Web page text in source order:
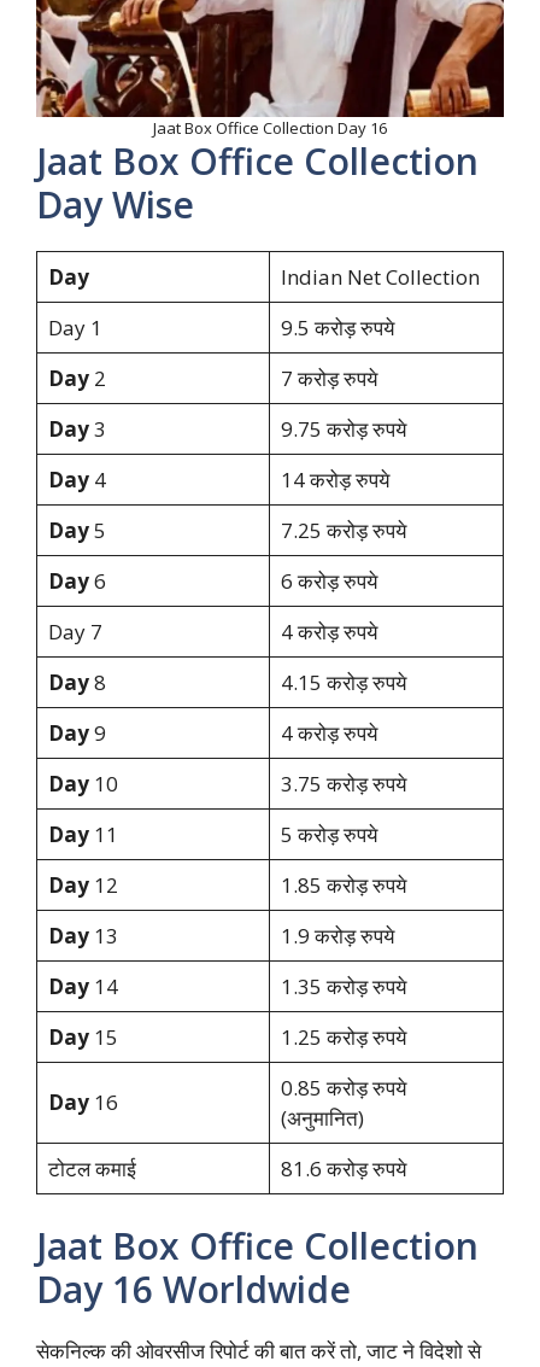
Jaat Box Office Collection Day 16
Jaat Box Office Collection
Day Wise
Day
Indian Net Collection
Day 1
9.5 करोड़ रुपये
Day2
7 करोड़ रुपये
Day3
9.75 करोड़ रुपये
Day4
14 करोड़ रुपये
Day5
7.25 करोड़ रुपये
Day6
6 करोड़ रुपये
Day 7
4 करोड़ रुपये
Day8
4.15 करोड़ रुपये
Day9
4 करोड़ रुपये
Day10
3.75 करोड़ रुपये
Day11
5 करोड़ रुपये
Day12
1.85 करोड़ रुपये
Day13
1.9 करोड़ रुपये
Day14
1.35 करोड़ रुपये
Day15 1.25 करोड़ रुपये
Day16
0.85 करोड़ रुपये
(अनुमानित)
टोटल कमाई
81.6 करोड़ रुपये
Jaat Box Office Collection
Day 16 Worldwide
सेकनिल्क की ओवरसीज रिपोर्ट की बात करें तो, जाट ने विदेशो से